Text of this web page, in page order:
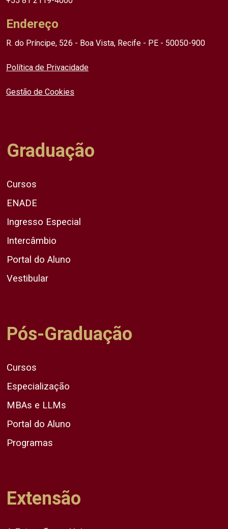
Endereço
R. do Príncipe, 526 - Boa Vista, Recife - PE - 50050-900
Política de Privacidade
Gestão de Cookies
Graduação
Cursos
ENADE
Ingresso Especial
Intercâmbio
Portal do Aluno
Vestibular
Pós-Graduação
Cursos
Especialização
MBAs e LLMs
Portal do Aluno
Programas
Extensão